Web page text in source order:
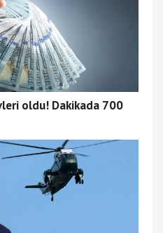
oldu! Dakikada 700